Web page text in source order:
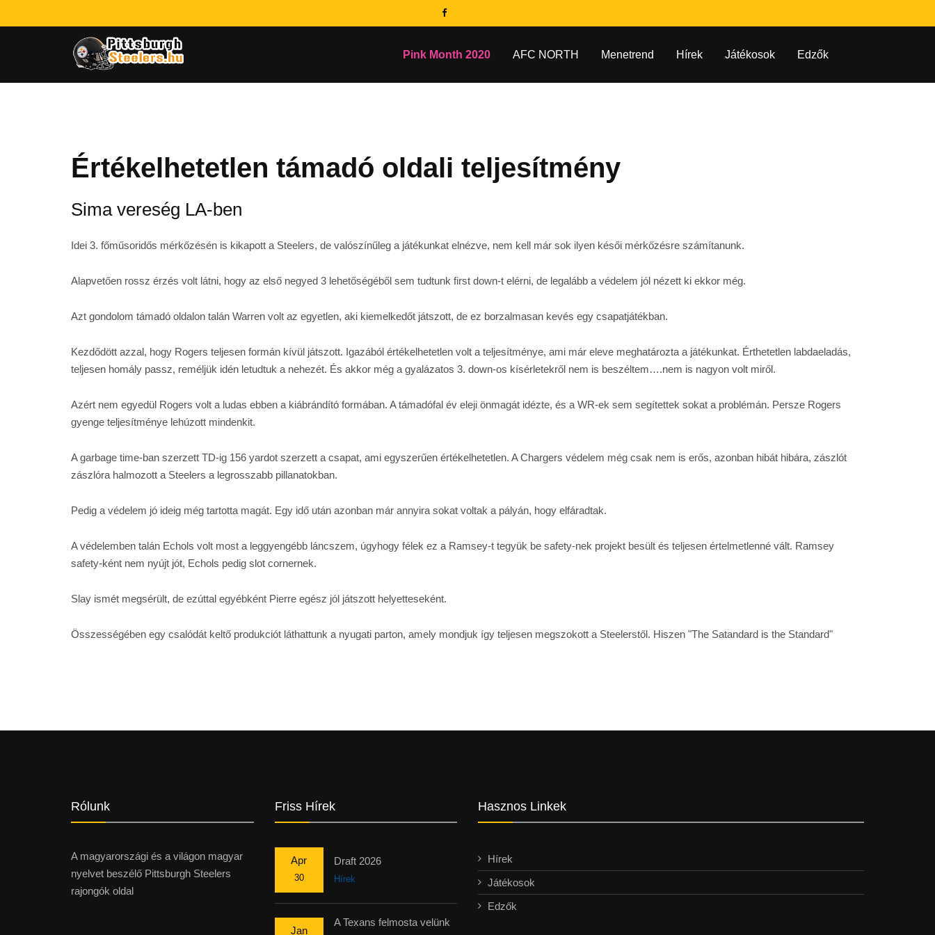
Pink Month 2020 AFC NORTH Menetrend Hírek Játékosok Edzők
Értékelhetetlen támadó oldali teljesítmény
Sima vereség LA-ben
Idei 3. főműsoridős mérkőzésén is kikapott a Steelers, de valószínűleg a játékunkat elnézve, nem kell már sok ilyen késői mérkőzésre számítanunk.
Alapvetően rossz érzés volt látni, hogy az első negyed 3 lehetőségéből sem tudtunk first down-t elérni, de legalább a védelem jól nézett ki ekkor még.
Azt gondolom támadó oldalon talán Warren volt az egyetlen, aki kiemelkedőt játszott, de ez borzalmasan kevés egy csapatjátékban.
Kezdődött azzal, hogy Rogers teljesen formán kívül játszott. Igazából értékelhetetlen volt a teljesítménye, ami már eleve meghatározta a játékunkat. Érthetetlen labdaeladás,
teljesen homály passz, reméljük idén letudtuk a nehezét. És akkor még a gyalázatos 3. down-os kísérletekről nem is beszéltem….nem is nagyon volt miről.
Azért nem egyedül Rogers volt a ludas ebben a kiábrándító formában. A támadófal év eleji önmagát idézte, és a WR-ek sem segítettek sokat a problémán. Persze Rogers
gyenge teljesítménye lehúzott mindenkit.
A garbage time-ban szerzett TD-ig 156 yardot szerzett a csapat, ami egyszerűen értékelhetetlen. A Chargers védelem még csak nem is erős, azonban hibát hibára, zászlót
zászlóra halmozott a Steelers a legrosszabb pillanatokban.
Pedig a védelem jó ideig még tartotta magát. Egy idő után azonban már annyira sokat voltak a pályán, hogy elfáradtak.
A védelemben talán Echols volt most a leggyengébb láncszem, úgyhogy félek ez a Ramsey-t tegyük be safety-nek projekt besült és teljesen értelmetlenné vált. Ramsey
safety-ként nem nyújt jót, Echols pedig slot cornernek.
Slay ismét megsérült, de ezúttal egyébként Pierre egész jól játszott helyetteseként.
Összességében egy csalódát keltő produkciót láthattunk a nyugati parton, amely mondjuk így teljesen megszokott a Steelerstől. Hiszen "The Satandard is the Standard"
Rólunk
A magyarországi és a világon magyar
nyelvet beszélő Pittsburgh Steelers
rajongók oldal
Friss Hírek
Apr
30
Draft 2026
Hírek
Jan
A Texans felmosta velünk
Hasznos Linkek
Hírek
Játékosok
Edzők